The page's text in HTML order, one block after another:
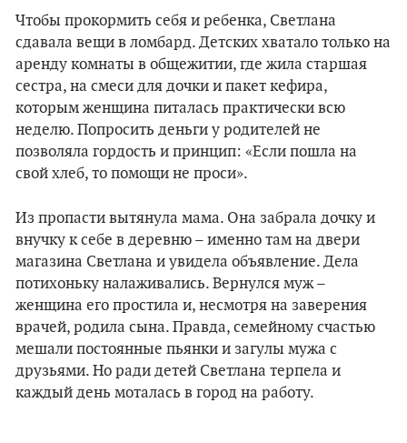
Чтобы прокормить себя и ребенка, Светлана
сдавала вещи в ломбард. Детских хватало только на
аренду комнаты в общежитии, где жила старшая
сестра, на смеси для дочки и пакет кефира,
которым женщина питалась практически всю
неделю. Попросить деньги у родителей не
позволяла гордость и принцип: «Если пошла на
свой хлеб, то помощи не проси».
Из пропасти вытянула мама. Она забрала дочку и
внучку к себе в деревню – именно там на двери
магазина Светлана и увидела объявление. Дела
потихоньку налаживались. Вернулся муж –
женщина его простила и, несмотря на заверения
врачей, родила сына. Правда, семейному счастью
мешали постоянные пьянки и загулы мужа с
друзьями. Но ради детей Светлана терпела и
каждый день моталась в город на работу.